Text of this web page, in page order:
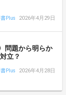
Plus 2026年4月29日
問題から明らか
立？
Plus 2026年4月28日